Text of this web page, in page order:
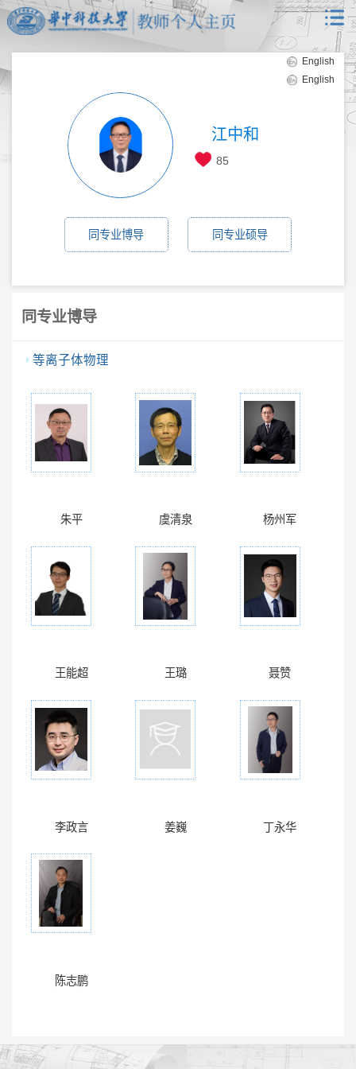
English
English
江中和
85
同专业博导 同专业硕导
同专业博导
等离子体物理
朱平 虞清泉 杨州军
王能超 王璐 聂赞
李政言 姜巍 丁永华
陈志鹏